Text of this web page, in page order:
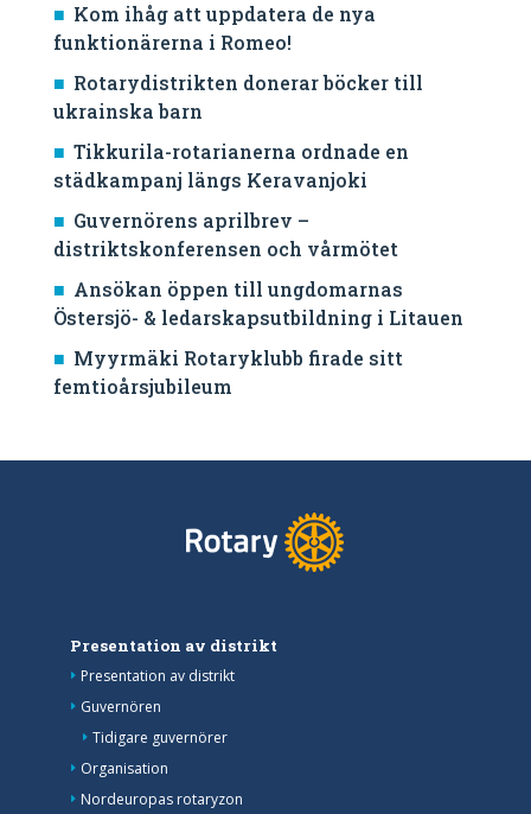
Kom ihåg att uppdatera de nya
funktionärerna i Romeo!
Rotarydistrikten donerar böcker till
ukrainska barn
Tikkurila-rotarianerna ordnade en
städkampanj längs Keravanjoki
Guvernörens aprilbrev –
distriktskonferensen och vårmötet
Ansökan öppen till ungdomarnas
Östersjö- & ledarskapsutbildning i Litauen
Myyrmäki Rotaryklubb firade sitt
femtioårsjubileum
Presentation av distrikt
Presentation av distrikt
Guvernören
Tidigare guvernörer
Organisation
Nordeuropas rotaryzon